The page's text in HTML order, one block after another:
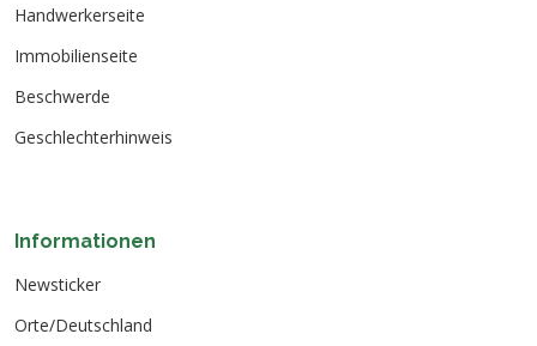
Handwerkerseite
Immobilienseite
Beschwerde
Geschlechterhinweis
Informationen
Newsticker
Orte/Deutschland